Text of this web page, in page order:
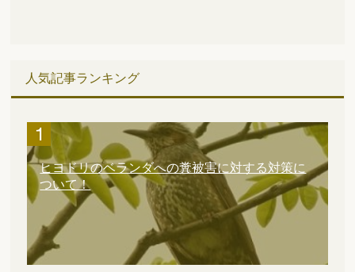
人気記事ランキング
ヒヨドリのベランダへの糞被害に対する対策に
ついて！